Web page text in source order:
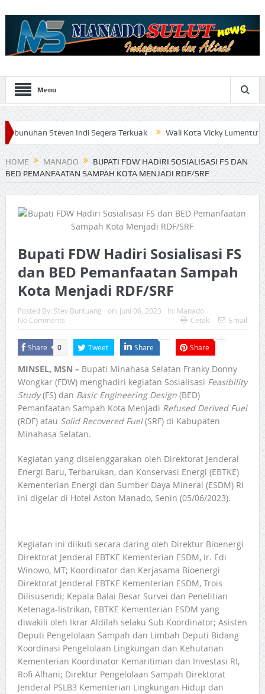
Menu
Indi Segera Terkuak Wali Kota Vicky Lumentut Serahkan
HOME MANADO
BUPATI FDW HADIRI SOSIALISASI FS DAN
BED PEMANFAATAN SAMPAH KOTA MENJADI RDF/SRF
Bupati FDW Hadiri Sosialisasi FS
dan BED Pemanfaatan Sampah
Kota Menjadi RDF/SRF
Posted By: Stev Buntuang on: Juni 06, 2023 In: Manado
No Comments
Cetak Email
Share 0 Tweet Share Share
MINSEL, MSN – Bupati Minahasa Selatan Franky Donny
Wongkar (FDW) menghadiri kegiatan Sosialisasi Feasibility
Study(FS) dan Basic Engineering Design(BED)
Pemanfaatan Sampah Kota Menjadi Refused Derived Fuel
(RDF) atau Solid Recovered Fuel(SRF) di Kabupaten
Minahasa Selatan.
Kegiatan yang diselenggarakan oleh Direktorat Jenderal
Energi Baru, Terbarukan, dan Konservasi Energi (EBTKE)
Kementerian Energi dan Sumber Daya Mineral (ESDM) RI
ini digelar di Hotel Aston Manado, Senin (05/06/2023).
Kegiatan ini diikuti secara daring oleh Direktur Bioenergi
Direktorat Jenderal EBTKE Kementerian ESDM, Ir. Edi
Winowo, MT; Koordinator dan Kerjasama Bioenergi
Direktorat Jenderal EBTKE Kementerian ESDM, Trois
Dilisusendi; Kepala Balai Besar Survei dan Penelitian
Ketenaga-listrikan, EBTKE Kementerian ESDM yang
diwakili oleh Ikrar Aldilah selaku Sub Koordinator; Asisten
Deputi Pengelolaan Sampah dan Limbah Deputi Bidang
Koordinasi Pengelolaan Lingkungan dan Kehutanan
Kementerian Koordinator Kemaritiman dan Investasi RI,
Rofi Alhani; Direktur Pengelolaan Sampah Direktorat
Jenderal PSLB3 Kementerian Lingkungan Hidup dan